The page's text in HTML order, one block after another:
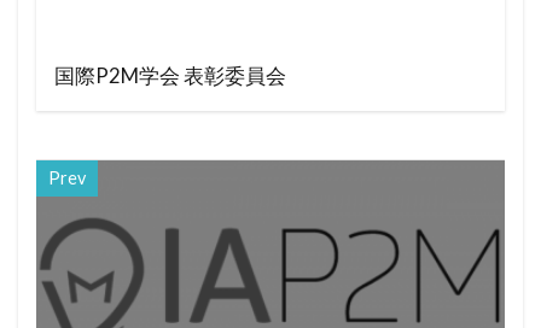
国際P2M学会 表彰委員会
Prev